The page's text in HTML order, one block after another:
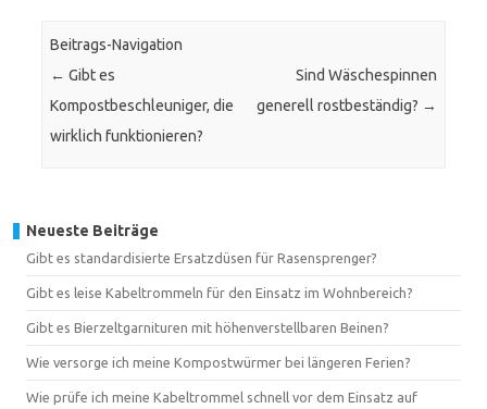
Beitrags-Navigation
← Gibt es
Kompostbeschleuniger, die
wirklich funktionieren?
Sind Wäschespinnen
generell rostbeständig? →
Neueste Beiträge
Gibt es standardisierte Ersatzdüsen für Rasensprenger?
Gibt es leise Kabeltrommeln für den Einsatz im Wohnbereich?
Gibt es Bierzeltgarnituren mit höhenverstellbaren Beinen?
Wie versorge ich meine Kompostwürmer bei längeren Ferien?
Wie prüfe ich meine Kabeltrommel schnell vor dem Einsatz auf